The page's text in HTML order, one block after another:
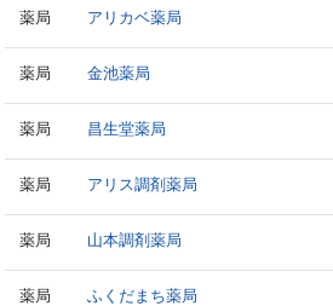
薬局 アリカベ薬局
薬局 金池薬局
薬局 昌生堂薬局
薬局 アリス調剤薬局
薬局 山本調剤薬局
薬局 ふくだまち薬局